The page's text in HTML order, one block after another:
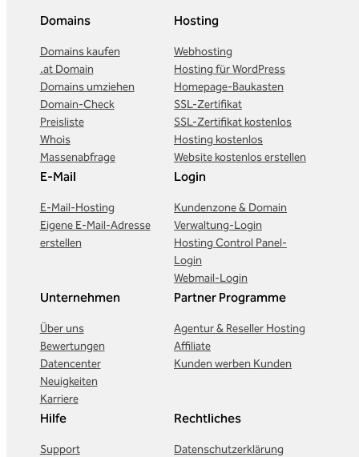
Domains
Domains kaufen
.at Domain
Domains umziehen
Domain-Check
Preisliste
Whois
Massenabfrage
Hosting
Webhosting
Hosting für WordPress
Homepage-Baukasten
SSL-Zertifikat
SSL-Zertifikat kostenlos
Hosting kostenlos
Website kostenlos erstellen
E-Mail
E-Mail-Hosting
Eigene E-Mail-Adresse
erstellen
Login
Kundenzone & Domain
Verwaltung-Login
Hosting Control Panel-
Login
Webmail-Login
Unternehmen
Über uns
Bewertungen
Datencenter
Neuigkeiten
Karriere
Partner Programme
Agentur & Reseller Hosting
Affiliate
Kunden werben Kunden
Hilfe
Support
Rechtliches
Datenschutzerklärung